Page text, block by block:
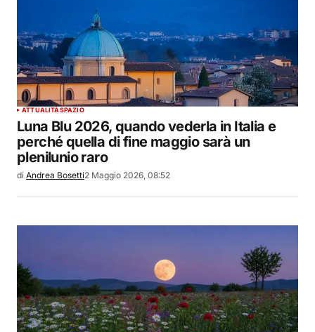
ATTUALITÀSPAZIO
Luna Blu 2026, quando vederla in Italia e
perché quella di fine maggio sarà un
plenilunio raro
di Andrea Bosetti2 Maggio 2026, 08:52